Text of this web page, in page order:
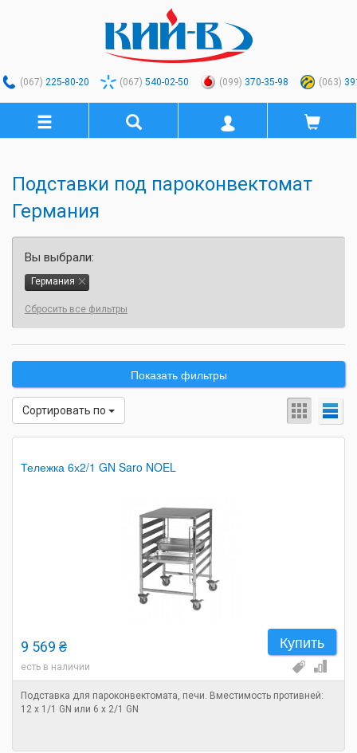
(067) 225-80-20 (067) 540-02-50 (099) 370-35-98 (063)
Показать фильтры
Сортировать по
Тележка 6х2/1 GN Saro NOEL
Купить
9 569 ₴
есть в наличии
Подставка для пароконвектомата, печи. Вместимость противней:
12 x 1/1 GN или 6 x 2/1 GN
Подставки под пароконвектомат
Германия
Вы выбрали:
Германия
Сбросить все фильтры